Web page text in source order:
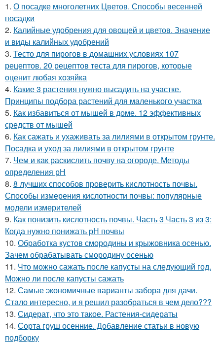
1. О посадке многолетних Цветов. Способы весенней
посадки
2. Калийные удобрения для овощей и цветов. Значение
и виды калийных удобрений
3. Тесто для пирогов в домашних условиях 107
рецептов. 20 рецептов теста для пирогов, которые
оценит любая хозяйка
4. Какие 3 растения нужно высадить на участке.
Принципы подбора растений для маленького участка
5. Как избавиться от мышей в доме. 12 эффективных
средств от мышей
6. Как сажать и ухаживать за лилиями в открытом грунте.
Посадка и уход за лилиями в открытом грунте
7. Чем и как раскислить почву на огороде. Методы
определения рН
8. 8 лучших способов проверить кислотность почвы.
Способы измерения кислотности почвы: популярные
модели измерителей
9. Как понизить кислотность почвы. Часть 3 Часть 3 из 3:
Когда нужно понижать рН почвы
10. Обработка кустов смородины и крыжовника осенью.
Зачем обрабатывать смородину осенью
11. Что можно сажать после капусты на следующий год.
Можно ли после капусты сажать
12. Самые экономичные варианты забора для дачи.
Стало интересно, и я решил разобраться в чем дело???
13. Сидерат, что это такое. Растения-сидераты
14. Сорта груш осенние. Добавление статьи в новую
подборку